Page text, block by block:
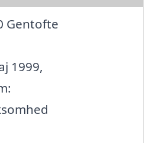
Gentofte
1999,